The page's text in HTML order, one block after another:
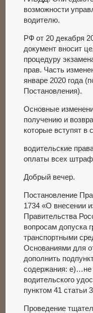
возможности
водителю.
РФ от 20 декабря
документ вносит
процедуру
прав. Часть
январе 2020 года
Постановления).
Основные
получению и
которые вступят в
водительские
оплаты всех
Добрый вечер.
Постановление
1734 «О внесении
Правительства
вопросам допуска
транспортными
Основаниями для
дополнить
содержания: е)…не
водительского
пунктом 41
Проведение